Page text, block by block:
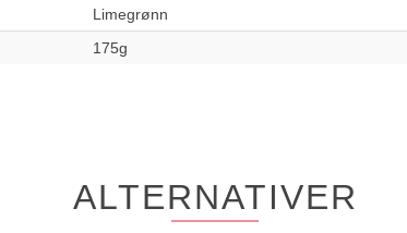
Limegrønn
175g
ALTERNATIVER